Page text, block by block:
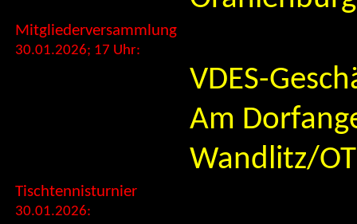
Mitgliederversammlung
30.01.2026; 17 Uhr:
VDES-
Am
Wandlitz/
Tischtennisturnier
30.01.2026: